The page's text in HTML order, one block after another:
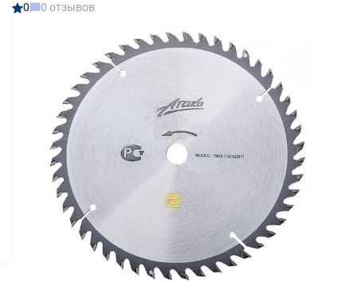
0 0 отзывов